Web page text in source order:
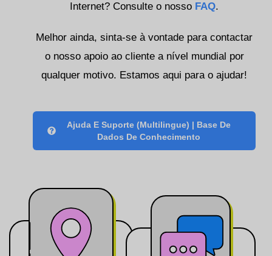
Internet? Consulte o nosso FAQ.
Melhor ainda, sinta-se à vontade para contactar
o nosso apoio ao cliente a nível mundial por
qualquer motivo. Estamos aqui para o ajudar!
Ajuda E Suporte (multilingue) | Base De
Dados De Conhecimento
Svenska
ไทย
Türkçe
Русский
Tiếng Việt
हिन्दी